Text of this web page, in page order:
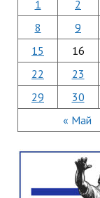
« Май
1 2
8
9
15
16
22
23
29
30